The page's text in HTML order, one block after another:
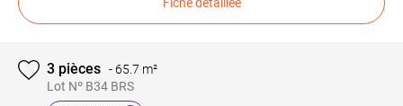
3 pièces -65.7 m²
Lot Nº B34 BRS